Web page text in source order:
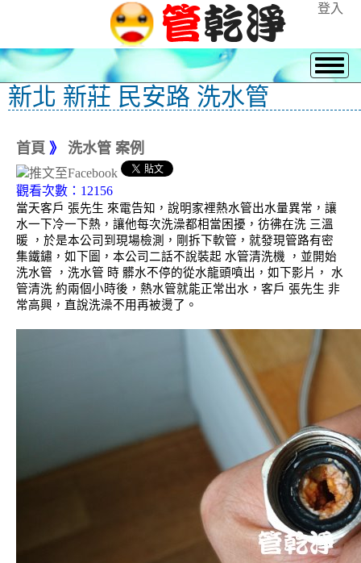
登入
新北 新莊 民安路 洗水管
首頁 》 洗水管 案例
觀看次數：12156
當天客戶 張先生 來電告知，說明家裡熱水管出水量異常，讓
水一下冷一下熱，讓他每次洗澡都相當困擾，彷彿在洗 三溫
暖 ，於是本公司到現場檢測，剛拆下軟管，就發現管路有密
集鐵鏽，如下圖，本公司二話不說裝起 水管清洗機 ，並開始
洗水管 ，洗水管 時 髒水不停的從水龍頭噴出，如下影片， 水
管清洗 約兩個小時後，熱水管就能正常出水，客戶 張先生 非
常高興，直說洗澡不用再被燙了。